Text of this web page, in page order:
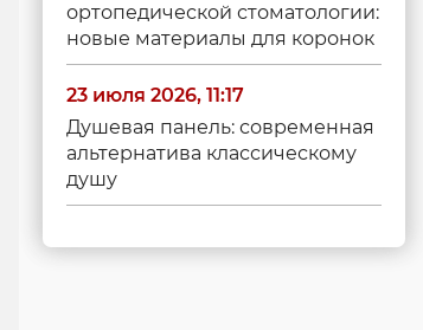
ортопедической стоматологии:
новые материалы для коронок
23 июля 2026, 11:17
Душевая панель: современная
альтернатива классическому
душу